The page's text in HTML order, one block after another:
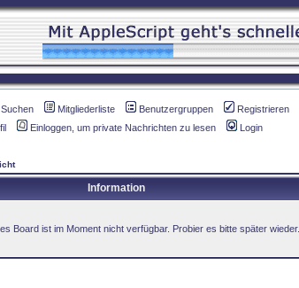
Suchen Mitgliederliste Benutzergruppen
Registrieren
Einloggen, um private Nachrichten zu lesen Login
Information
Board ist im Moment nicht verfügbar. Probier es bitte später wieder.